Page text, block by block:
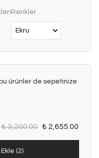
Renkler
ürünler de sepetinize
₺ 3,200.00 ₺ 2,655.00
(2)